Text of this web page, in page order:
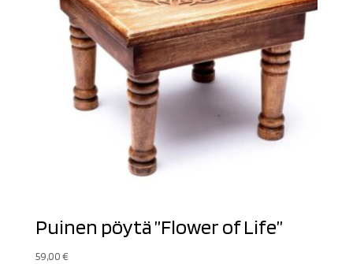
Puinen pöytä ”Flower of Life”
59,00€